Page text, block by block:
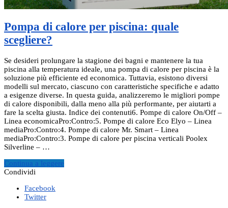
Pompa di calore per piscina: quale
scegliere?
Se desideri prolungare la stagione dei bagni e mantenere la tua
piscina alla temperatura ideale, una pompa di calore per piscina è la
soluzione più efficiente ed economica. Tuttavia, esistono diversi
modelli sul mercato, ciascuno con caratteristiche specifiche e adatto
a esigenze diverse. In questa guida, analizzeremo le migliori pompe
di calore disponibili, dalla meno alla più performante, per aiutarti a
fare la scelta giusta. Indice dei contenuti6. Pompe di calore On/Off –
Linea economicaPro:Contro:5. Pompe di calore Eco Elyo – Linea
mediaPro:Contro:4. Pompe di calore Mr. Smart – Linea
mediaPro:Contro:3. Pompe di calore per piscina verticali Poolex
Silverline – …
Continua a leggere
Condividi
Facebook
Twitter